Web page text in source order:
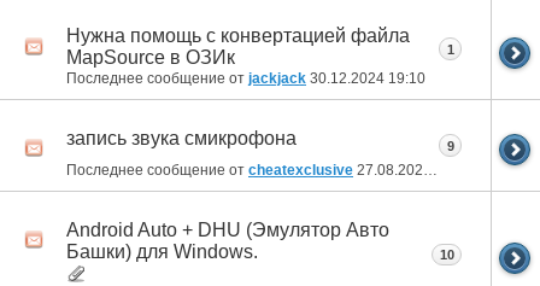
Нужна помощь с конвертацией файла
MapSource в ОЗИк
Последнее сообщение от jackjack 30.12.2024 19:10
1
запись звука смикрофона
Последнее сообщение от cheatexclusive 27.08.2024 13:53
9
Android Auto + DHU (Эмулятор Авто
Башки) для Windows.
10